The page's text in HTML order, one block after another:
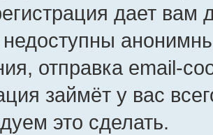
дает вам
недоступны
отправка email-
займёт у вас
это сделать.